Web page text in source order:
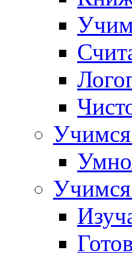
Учимся
Учимся